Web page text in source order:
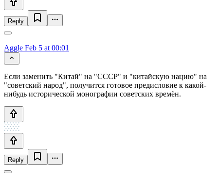
Reply
Aggle Feb 5 at 00:01
Если заменить "Китай" на "СССР" и "китайскую нацию" на
"советский народ", получится готовое предисловие к какой-
нибудь исторической монографии советских времён.
Reply